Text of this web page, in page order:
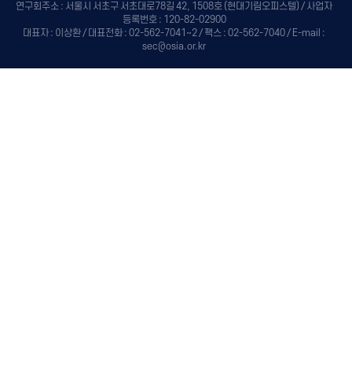
연구회주소 : 서울시 서초구 서초대로78길 42, 1508호 (현대기림오피스텔) / 사업자
등록번호 : 120-82-02900
대표자 : 이상환 / 대표전화 : 02-562-7041~2 / 팩스 : 02-562-7040 / E-mail :
sec@osia.or.kr